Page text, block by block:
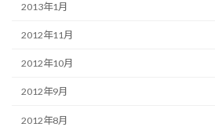
2013年1月
2012年11月
2012年10月
2012年9月
2012年8月